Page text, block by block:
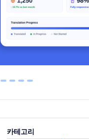
1 2 3 4
카테고리